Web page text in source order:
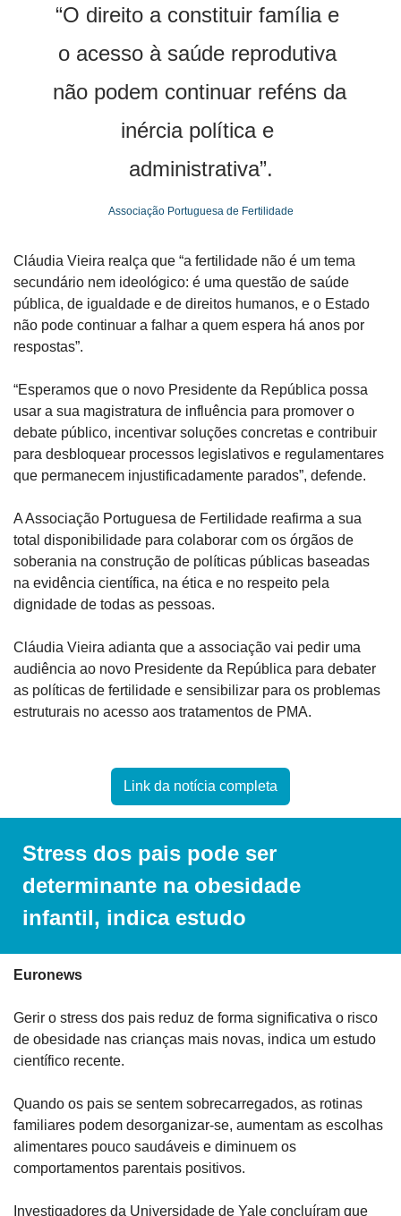
“O direito a constituir família e
o acesso à saúde reprodutiva
não podem continuar reféns da
inércia política e
administrativa”.
Associação Portuguesa de Fertilidade
Cláudia Vieira realça que “a fertilidade não é um tema
secundário nem ideológico: é uma questão de saúde
pública, de igualdade e de direitos humanos, e o Estado
não pode continuar a falhar a quem espera há anos por
respostas”.
“Esperamos que o novo Presidente da República possa
usar a sua magistratura de influência para promover o
debate público, incentivar soluções concretas e contribuir
para desbloquear processos legislativos e regulamentares
que permanecem injustificadamente parados”, defende.
A Associação Portuguesa de Fertilidade reafirma a sua
total disponibilidade para colaborar com os órgãos de
soberania na construção de políticas públicas baseadas
na evidência científica, na ética e no respeito pela
dignidade de todas as pessoas.
Cláudia Vieira adianta que a associação vai pedir uma
audiência ao novo Presidente da República para debater
as políticas de fertilidade e sensibilizar para os problemas
estruturais no acesso aos tratamentos de PMA.
Link da notícia completa
Stress dos pais pode ser
determinante na obesidade
infantil, indica estudo
Euronews
Gerir o stress dos pais reduz de forma significativa o risco
de obesidade nas crianças mais novas, indica um estudo
científico recente.
Quando os pais se sentem sobrecarregados, as rotinas
familiares podem desorganizar-se, aumentam as escolhas
alimentares pouco saudáveis e diminuem os
comportamentos parentais positivos.
Investigadores da Universidade de Yale concluíram que